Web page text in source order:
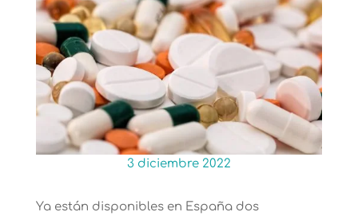
3 diciembre 2022
Ya están disponibles en España dos